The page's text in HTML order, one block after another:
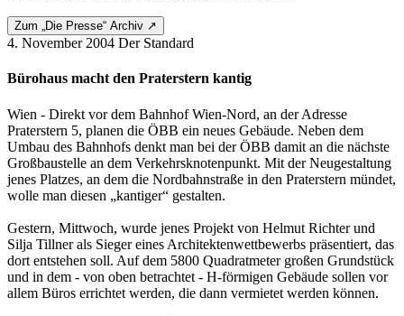
Zum „Die Presse“ Archiv ↗
4. November 2004 Der Standard
Bürohaus macht den Praterstern kantig
Wien - Direkt vor dem Bahnhof Wien-Nord, an der Adresse
Praterstern 5, planen die ÖBB ein neues Gebäude. Neben dem
Umbau des Bahnhofs denkt man bei der ÖBB damit an die nächste
Großbaustelle an dem Verkehrsknotenpunkt. Mit der Neugestaltung
jenes Platzes, an dem die Nordbahnstraße in den Praterstern mündet,
wolle man diesen „kantiger“ gestalten.
Gestern, Mittwoch, wurde jenes Projekt von Helmut Richter und
Silja Tillner als Sieger eines Architektenwettbewerbs präsentiert, das
dort entstehen soll. Auf dem 5800 Quadratmeter großen Grundstück
und in dem - von oben betrachtet - H-förmigen Gebäude sollen vor
allem Büros errichtet werden, die dann vermietet werden können.